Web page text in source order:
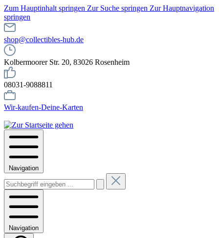
Zum Hauptinhalt springen Zur Suche springen Zur Hauptnavigation
springen
shop@collectibles-hub.de
Kolbermoorer Str. 20, 83026 Rosenheim
08031-9088811
Wir-kaufen-Deine-Karten
Navigation
Navigation